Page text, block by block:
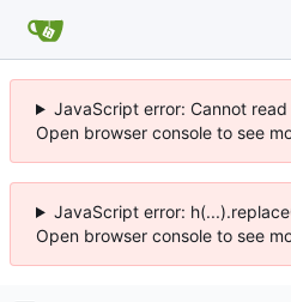
JavaScript error: Cannot
Open browser console to see
JavaScript error:
Open browser console to see